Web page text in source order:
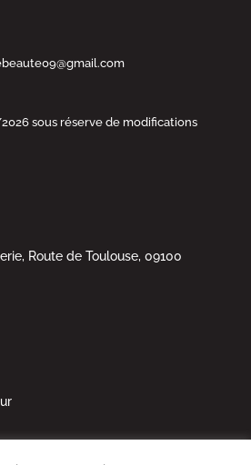
sous réserve de modifications
Route de Toulouse, 09100